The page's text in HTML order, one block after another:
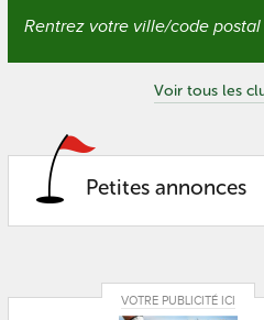
club
Voir tous les
Petites annonces
VOTRE PUBLICITÉ ICI